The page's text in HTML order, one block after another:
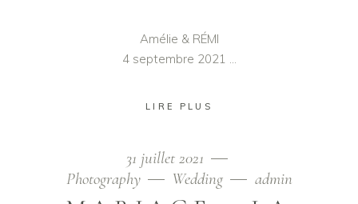
Amélie & RÉMI
4 septembre 2021
LIRE PLUS
31 juillet 2021
Photography
Wedding admin